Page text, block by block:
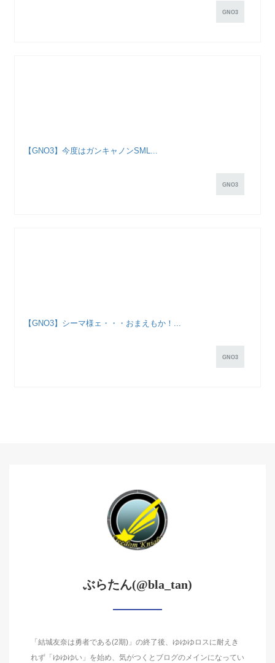
GNO3
【GNO3】今度はガンキャノンSML...
GNO3
【GNO3】シーマ様ェ・・・おまえもか！...
GNO3
ぶらたん(@bla_tan)
「結城友奈は勇者である(2期)」の終了後、ゆゆゆロスに耐えき
れず「ゆゆゆい」を始め、気がつくとブログのメインになってい